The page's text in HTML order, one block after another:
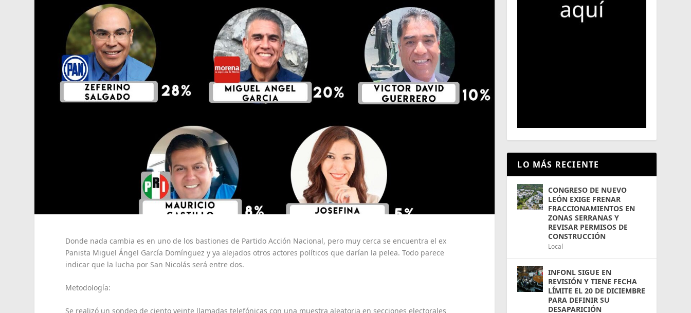
Donde nada cambia es en uno de los bastiones de Partido Acción Nacional, pero muy cerca se encuentra el ex
Panista Miguel Ángel García Domínguez y ya alejados otros actores políticos que darían la pelea. Todo parece
indicar que la lucha por San Nicolás será entre dos.
Metodología:
Se realizó un sondeo de ciento veinte llamadas telefónicas con una muestra aleatoria en secciones electorales
LO MÁS RECIENTE
CONGRESO DE NUEVO
LEÓN EXIGE FRENAR
FRACCIONAMIENTOS EN
ZONAS SERRANAS Y
REVISAR PERMISOS DE
CONSTRUCCIÓN
Local
INFONL SIGUE EN
REVISIÓN Y TIENE FECHA
LÍMITE EL 20 DE DICIEMBRE
PARA DEFINIR SU
DESAPARICIÓN